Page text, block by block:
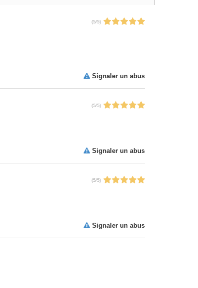
(5/5)
Signaler un abus
(5/5)
Signaler un abus
(5/5)
Signaler un abus